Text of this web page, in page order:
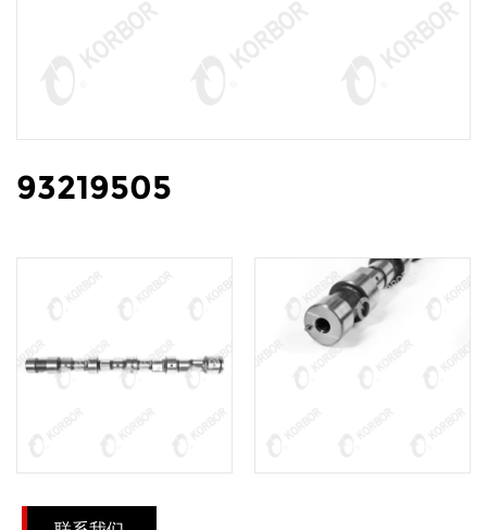
93219505